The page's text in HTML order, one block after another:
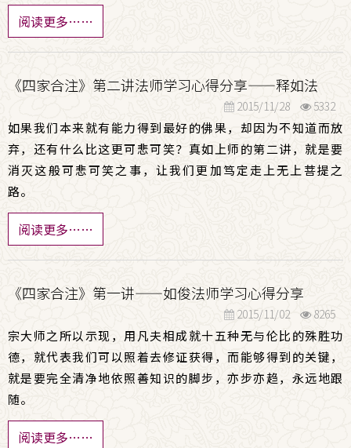
阅读更多……
《四家合注》第二讲法师学习心得分享——释如法
2015/11/28 5332
如果我们本来就有能力得到最好的佛果，却因为不知道而放
弃，还有什么比这更可悲可笑？真如上师的第二讲，就是要
消灭这般可悲可笑之事，让我们更加笃定走上无上菩提之
路。
阅读更多……
《四家合注》第一讲——如俊法师学习心得分享
2015/11/02 8265
宗大师之所以示现，用凡夫相成就十五种无与伦比的殊胜功
德，就代表我们可以照着去修证获得，而能够得到的关键，
就是要完全清净地依照善知识的脚步，亦步亦趋，永远地跟
随。
阅读更多……